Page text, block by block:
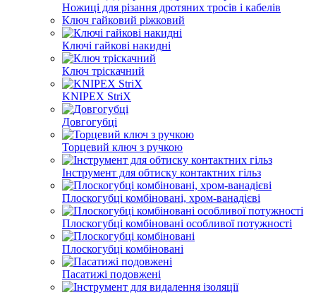
Ножиці для різання дротяних тросів і кабелів
Ключ гайковий ріжковий
Ключі гайкові накидні
Ключ тріскачний
KNIPEX StriX
Довгогубці
Торцевий ключ з ручкою
Інструмент для обтиску контактних гільз
Плоскогубці комбіновані, хром-ванадієві
Плоскогубці комбіновані особливої ​​потужності
Плоскогубці комбіновані
Пасатижі подовжені